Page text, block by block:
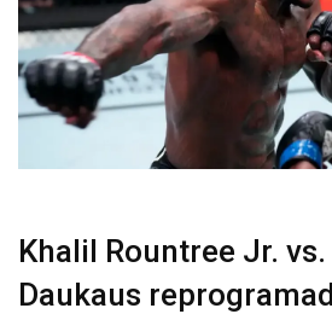
Khalil Rountree Jr.
Daukaus